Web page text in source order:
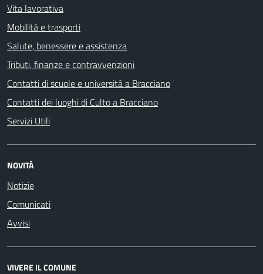
Vita lavorativa
Mobilità e trasporti
Salute, benessere e assistenza
Tributi, finanze e contravvenzioni
Contatti di scuole e università a Bracciano
Contatti dei luoghi di Culto a Bracciano
Servizi Utili
NOVITÀ
Notizie
Comunicati
Avvisi
VIVERE IL COMUNE